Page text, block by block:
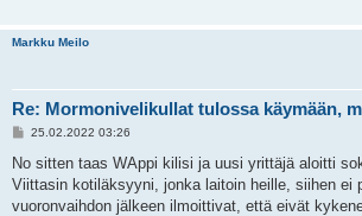
Markku Meilo
Re: Mormonivelikullat tulossa käymään,
V
e
t
i
25.02.2022 03:26
No sitten taas WAppi kilisi ja uusi yrittäjä aloitti
Viittasin kotiläksyyni, jonka laitoin heille, siihen ei
vuoronvaihdon jälkeen ilmoittivat, että eivät